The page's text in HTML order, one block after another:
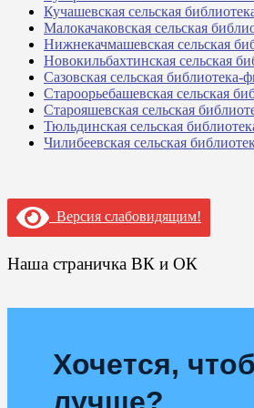
Кучашевская сельская
Малокачаковская сельская
Нижнекачмашевская сельская
Новокильбахтинская сельская
Сазовская сельская
Староорьебашевская сельская
Старояшевская сельская
Тюльдинская сельская
Чилибеевская сельская
Версия слабовидящим!
Наша страничка ВК и ОК
Хочется,
лучше?